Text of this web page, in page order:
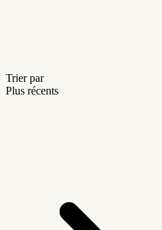
Trier par
Plus récents